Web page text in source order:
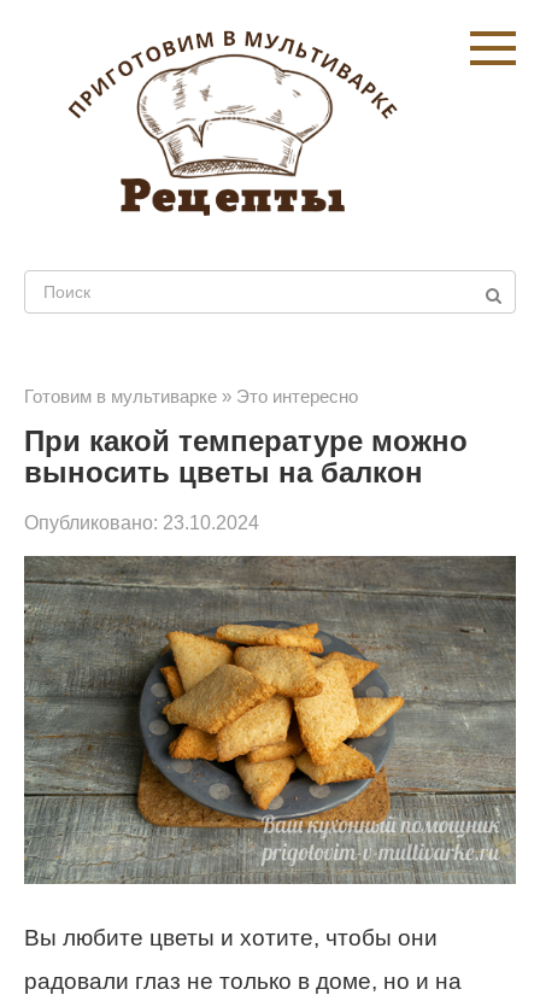
контенту
Поиск:
Готовим в мультиварке » Это интересно
При какой температуре можно
выносить цветы на балкон
Опубликовано: 23.10.2024
Вы любите цветы и хотите, чтобы они
радовали глаз не только в доме, но и на